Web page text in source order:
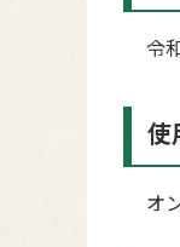
令
使
オ